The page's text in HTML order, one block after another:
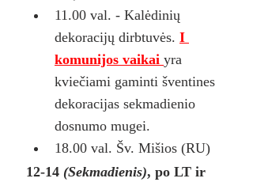
11.00 val. - Kalėdinių
dekoracijų dirbtuvės. I
komunijos vaikai yra
kviečiami gaminti šventines
dekoracijas sekmadienio
dosnumo mugei.
18.00 val. Šv. Mišios (RU)
12-14 (Sekmadienis), po LT ir